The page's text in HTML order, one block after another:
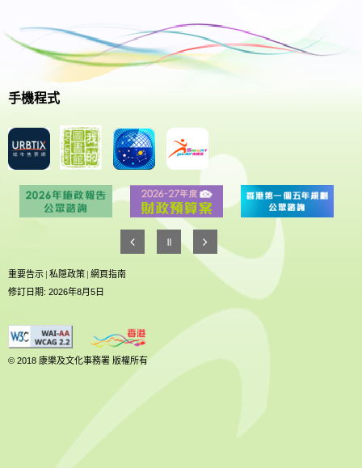
手機程式
重要告示 | 私隠政策 | 網頁指南
修訂日期: 2026年8月5日
© 2018 康樂及文化事務署 版權所有